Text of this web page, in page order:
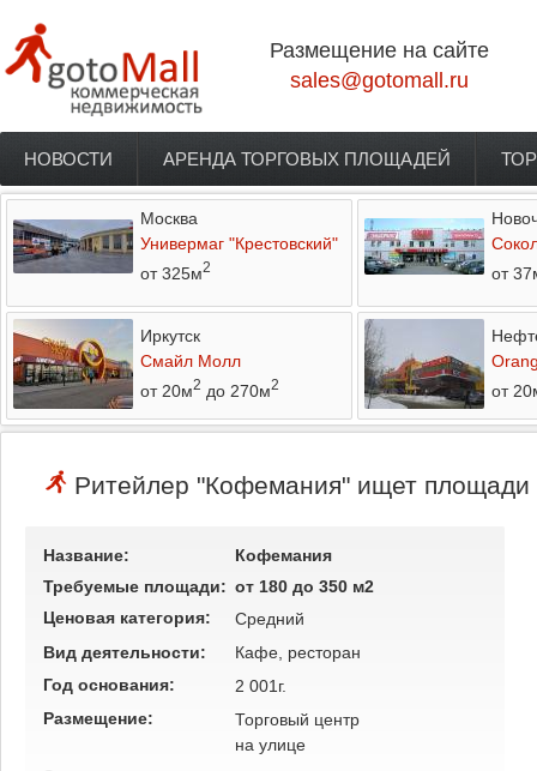
Размещение на сайте
sales@gotomall.ru
Главное меню
НОВОСТИ АРЕНДА ТОРГОВЫХ ПЛОЩАДЕЙ
Москва
Универмаг "Крестовский"
от 325м2
от
Иркутск
Смайл Молл
от 20м2 до 270м2
от
Ритейлер "Кофемания" ищет площади
Название:
Кофемания
Требуемые площади: от 180 до 350 м2
Ценовая категория:
Средний
Вид деятельности:
Кафе, ресторан
Год основания:
2 001г.
Размещение:
Торговый центр
на улице